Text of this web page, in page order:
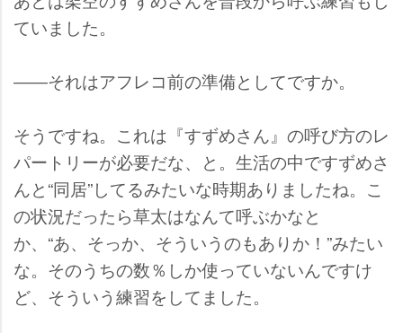
ていました。
――それはアフレコ前の準備としてですか。
そうですね。これは『すずめさん』の呼び方のレ
パートリーが必要だな、と。生活の中ですずめさ
んと“同居”してるみたいな時期ありましたね。こ
の状況だったら草太はなんて呼ぶかなと
か、“あ、そっか、そういうのもありか！”みたい
な。そのうちの数％しか使っていないんですけ
ど、そういう練習をしてました。